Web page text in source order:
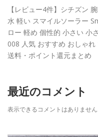
【レビュー4件】シチズン
水 軽い スマイルソーラー
ロー 軽め 個性的 小さい 小
008 人気 おすすめ おしゃれ
送料・ポイント還元まとめ
最近のコメント
表示できるコメントはありません